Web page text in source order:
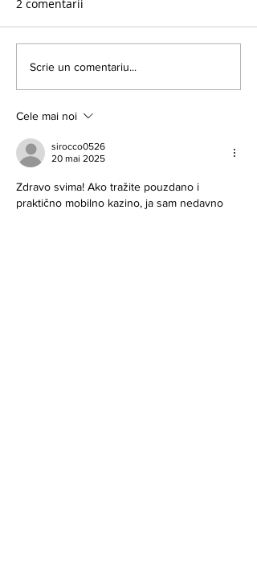
2 comentarii
Scrie un comentariu...
Cele mai noi
sirocco0526
20 mai 2025
Zdravo svima! Ako tražite pouzdano i
praktično mobilno kazino, ja sam nedavno